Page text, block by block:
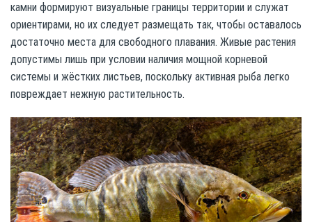
камни формируют визуальные границы территории и служат
ориентирами, но их следует размещать так, чтобы оставалось
достаточно места для свободного плавания. Живые растения
допустимы лишь при условии наличия мощной корневой
системы и жёстких листьев, поскольку активная рыба легко
повреждает нежную растительность.